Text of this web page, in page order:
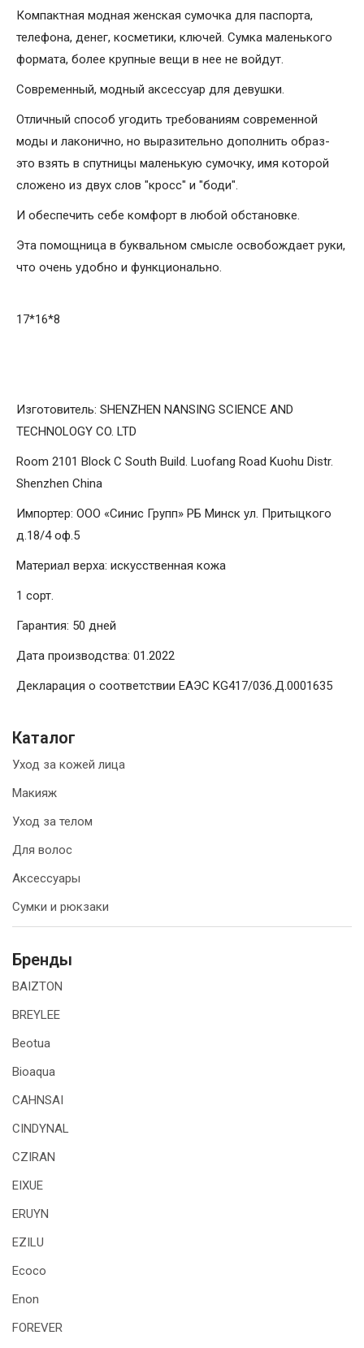
Компактная модная женская сумочка для паспорта,
телефона, денег, косметики, ключей. Сумка маленького
формата, более крупные вещи в нее не войдут.
Современный, модный аксессуар для девушки.
Отличный способ угодить требованиям современной
моды и лаконично, но выразительно дополнить образ-
это взять в спутницы маленькую сумочку, имя которой
сложено из двух слов "кросс" и "боди".
И обеспечить себе комфорт в любой обстановке.
Эта помощница в буквальном смысле освобождает руки,
что очень удобно и функционально.
17*16*8
Изготовитель: SHENZHEN NANSING SCIENCE AND
TECHNOLOGY CO. LTD
Room 2101 Block C South Build. Luofang Road Kuohu Distr.
Shenzhen China
Импортер: ООО «Синис Групп» РБ Минск ул. Притыцкого
д.18/4 оф.5
Материал верха: искусственная кожа
1 сорт.
Гарантия: 50 дней
Дата производства: 01.2022
Декларация о соответствии ЕАЭС KG417/036.Д.0001635
Каталог
Уход за кожей лица
Макияж
Уход за телом
Для волос
Аксессуары
Сумки и рюкзаки
Бренды
BAIZTON
BREYLEE
Beotua
Bioaqua
CAHNSAI
CINDYNAL
CZIRAN
EIXUE
ERUYN
EZILU
Ecoco
Enon
FOREVER